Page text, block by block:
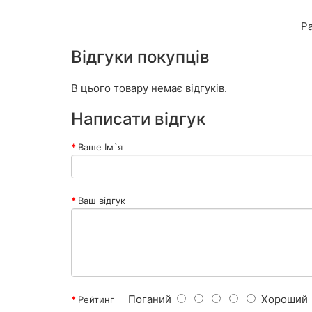
Відгуки покупців
В цього товару немає відгуків.
Написати відгук
Ваше Ім`я
Ваш відгук
Рейтинг Поганий Хороший